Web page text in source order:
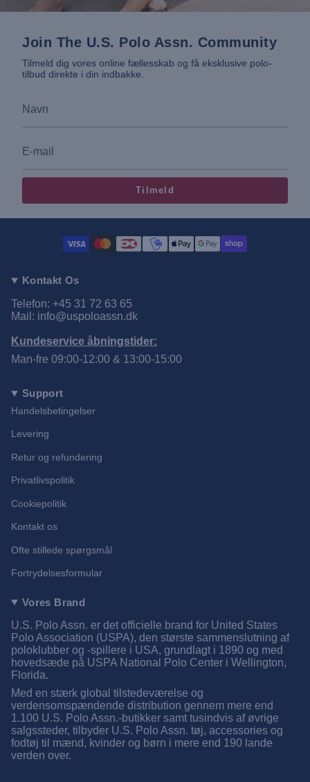
Join The U.S. Polo Assn. Community
Tilmeld dig vores online fællesskab og få eksklusive polo-
tilbud direkte i din indbakke.
Tilmeld
Kontakt Os
Telefon: +45 31 72 63 65
Mail: info@uspoloassn.dk
Kundeservice åbningstider:
Man-fre 09:00-12:00 & 13:00-15:00
Support
Handelsbetingelser
Levering
Retur og refundering
Privatlivspolitik
Cookiepolitik
Kontakt os
Ofte stillede spørgsmål
Fortrydelsesformular
Vores Brand
U.S. Polo Assn. er det officielle brand for United States
Polo Association (USPA), den største sammenslutning af
poloklubber og -spillere i USA, grundlagt i 1890 og med
hovedsæde på USPA National Polo Center i Wellington,
Florida.
Med en stærk global tilstedeværelse og
verdensomspændende distribution gennem mere end
1.100 U.S. Polo Assn.-butikker samt tusindvis af øvrige
salgssteder, tilbyder U.S. Polo Assn. tøj, accessories og
fodtøj til mænd, kvinder og børn i mere end 190 lande
verden over.